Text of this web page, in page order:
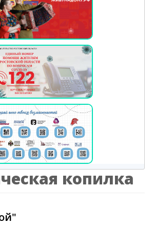
копилка